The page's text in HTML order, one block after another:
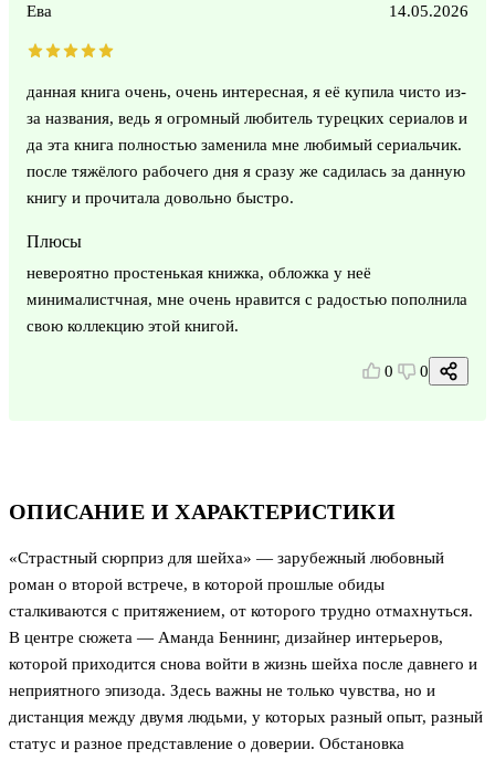
ОПИСАНИЕ И ХАРАКТЕРИСТИКИ
«Страстный сюрприз для шейха» — зарубежный любовный
роман о второй встрече, в которой прошлые обиды
сталкиваются с притяжением, от которого трудно отмахнуться.
В центре сюжета — Аманда Беннинг, дизайнер интерьеров,
которой приходится снова войти в жизнь шейха после давнего и
неприятного эпизода. Здесь важны не только чувства, но и
дистанция между двумя людьми, у которых разный опыт, разный
статус и разное представление о доверии. Обстановка
Ева 14.05.2026
данная книга очень, очень интересная, я её купила чисто из-
за названия, ведь я огромный любитель турецких сериалов и
да эта книга полностью заменила мне любимый сериальчик.
после тяжёлого рабочего дня я сразу же садилась за данную
книгу и прочитала довольно быстро.
Плюсы
невероятно простенькая книжка, обложка у неё
минималистчная, мне очень нравится с радостью пополнила
свою коллекцию этой книгой.
0 0